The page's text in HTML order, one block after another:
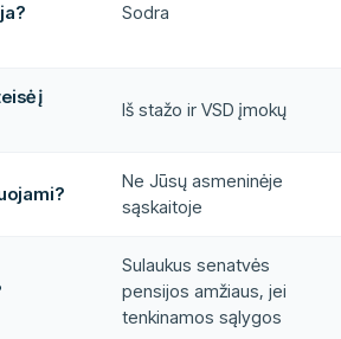
Sodra
į
Iš stažo ir VSD įmokų
Ne Jūsų asmeninėje
sąskaitoje
Sulaukus senatvės
pensijos amžiaus, jei
tenkinamos sąlygos